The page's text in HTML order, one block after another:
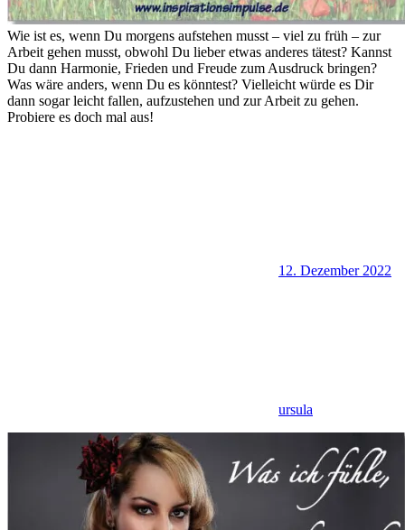
Wie ist es, wenn Du morgens aufstehen musst – viel zu früh – zur
Arbeit gehen musst, obwohl Du lieber etwas anderes tätest? Kannst
Du dann Harmonie, Frieden und Freude zum Ausdruck bringen?
Was wäre anders, wenn Du es könntest? Vielleicht würde es Dir
dann sogar leicht fallen, aufzustehen und zur Arbeit zu gehen.
Probiere es doch mal aus!
12. Dezember 2022
ursula